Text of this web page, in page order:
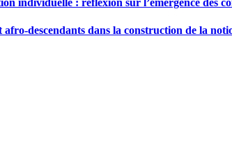
individuelle : réflexion sur l’émergence des
afro-descendants dans la construction de la